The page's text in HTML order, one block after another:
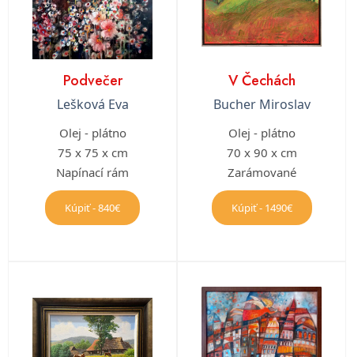
Podvečer
Lešková Eva
Olej - plátno
75 x 75 x cm
Napínací rám
Kúpiť - 840€
V Čechách
Bucher Miroslav
Olej - plátno
70 x 90 x cm
Zarámované
Kúpiť - 1490€